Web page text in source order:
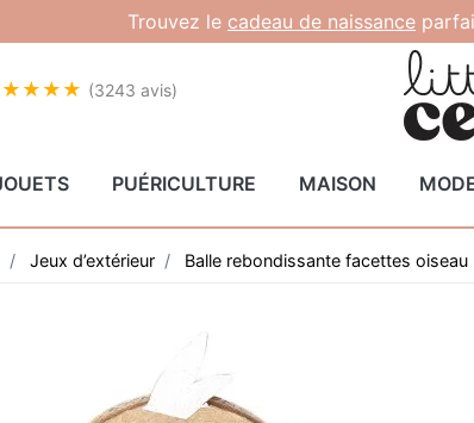
Trouvez le cadeau de naissance
(3243 avis)
PUÉRICULTURE MAISON
Jeux d’extérieur Balle rebondissante facettes oiseau